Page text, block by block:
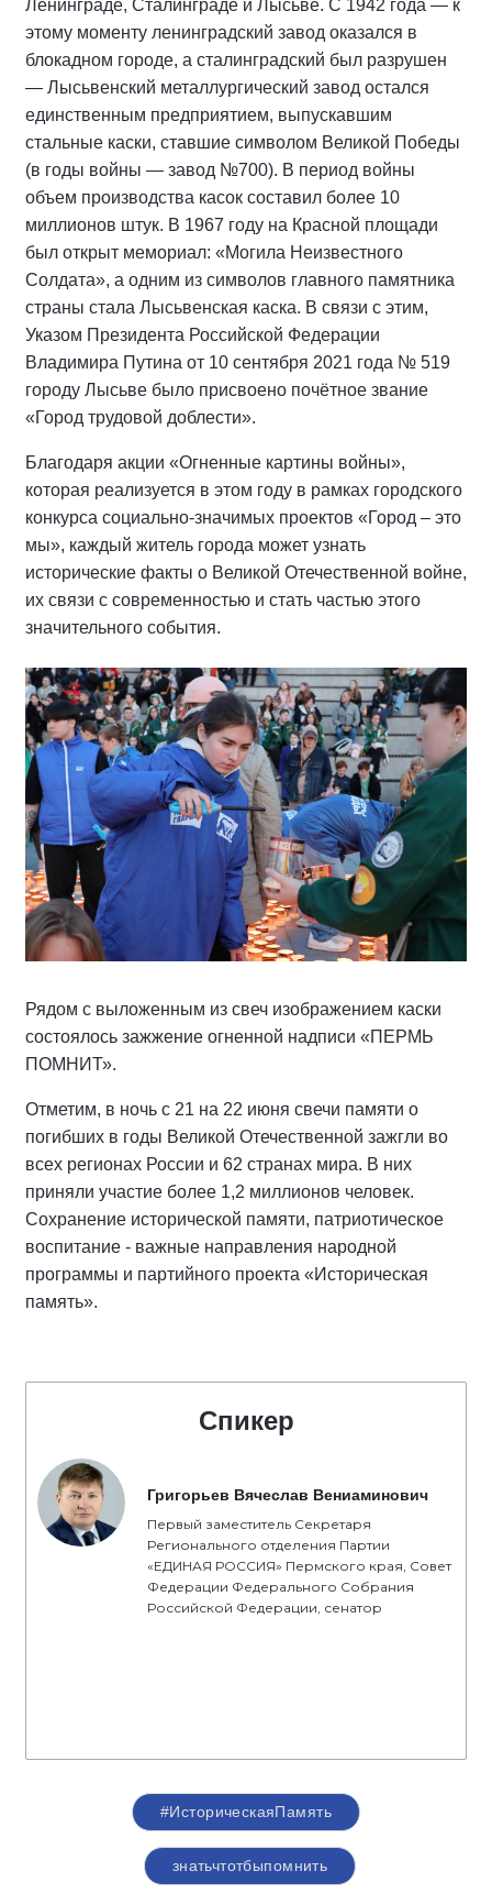
Ленинграде, Сталинграде и Лысьве. С 1942 года — к
этому моменту ленинградский завод оказался в
блокадном городе, а сталинградский был разрушен
— Лысьвенский металлургический завод остался
единственным предприятием, выпускавшим
стальные каски, ставшие символом Великой Победы
(в годы войны — завод №700). В период войны
объем производства касок составил более 10
миллионов штук. В 1967 году на Красной площади
был открыт мемориал: «Могила Неизвестного
Солдата», а одним из символов главного памятника
страны стала Лысьвенская каска. В связи с этим,
Указом Президента Российской Федерации
Владимира Путина от 10 сентября 2021 года № 519
городу Лысьве было присвоено почётное звание
«Город трудовой доблести».
Благодаря акции «Огненные картины войны»,
которая реализуется в этом году в рамках городского
конкурса социально-значимых проектов «Город – это
мы», каждый житель города может узнать
исторические факты о Великой Отечественной войне,
их связи с современностью и стать частью этого
значительного события.
Рядом с выложенным из свеч изображением каски
состоялось зажжение огненной надписи «ПЕРМЬ
ПОМНИТ».
Отметим, в ночь с 21 на 22 июня свечи памяти о
погибших в годы Великой Отечественной зажгли во
всех регионах России и 62 странах мира. В них
приняли участие более 1,2 миллионов человек.
Сохранение исторической памяти, патриотическое
воспитание - важные направления народной
программы и партийного проекта «Историческая
память».
Спикер
Григорьев Вячеслав Вениаминович
Первый заместитель Секретаря
Регионального отделения Партии
«ЕДИНАЯ РОССИЯ» Пермского края, Совет
Федерации Федерального Собрания
Российской Федерации, сенатор
#ИсторическаяПамять
знатьчтотбыпомнить